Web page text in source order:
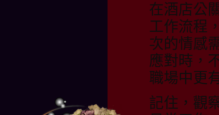
在酒店公
工作流程
次的情感
應對時，
職場中更
記住，觀